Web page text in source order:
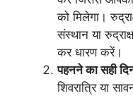
को मिलेगा।
संस्थान या
कर धारण करें।
पहनने का सही
शिवरात्रि या